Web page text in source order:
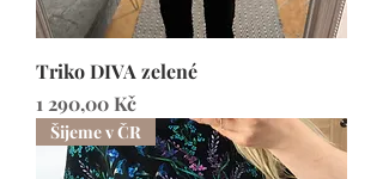
Triko DIVA zelené
Cena
1 290,00 Kč
Šijeme v ČR